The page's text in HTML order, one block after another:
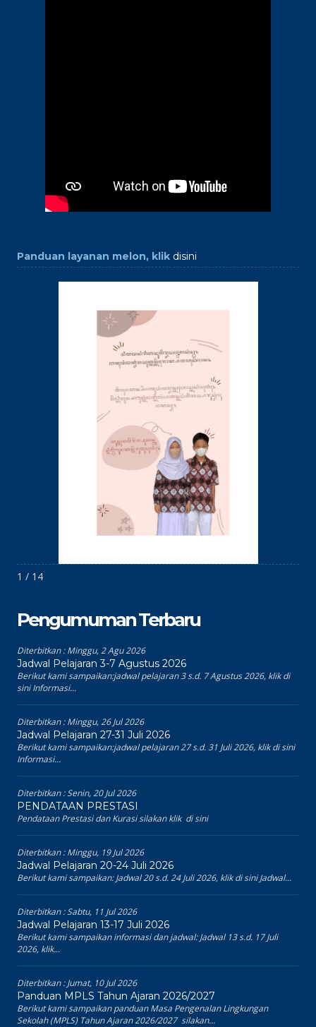
Panduan layanan melon, klik disini
1 / 14
Pengumuman Terbaru
Diterbitkan :Minggu, 2 Agu 2026
Jadwal Pelajaran 3-7 Agustus 2026
Berikut kami sampaikan:jadwal pelajaran 3 s.d. 7 Agustus 2026, klik di
sini Informasi...
Diterbitkan :Minggu, 26 Jul 2026
Jadwal Pelajaran 27-31 Juli 2026
Berikut kami sampaikan:jadwal pelajaran 27 s.d. 31 Juli 2026, klik di sini
Informasi...
Diterbitkan :Senin, 20 Jul 2026
PENDATAAN PRESTASI
Pendataan Prestasi dan Kurasi silakan klik di sini
Diterbitkan :Minggu, 19 Jul 2026
Jadwal Pelajaran 20-24 Juli 2026
Berikut kami sampaikan: Jadwal 20 s.d. 24 Juli 2026, klik di sini Jadwal...
Diterbitkan :Sabtu, 11 Jul 2026
Jadwal Pelajaran 13-17 Juli 2026
Berikut kami sampaikan informasi dan jadwal: Jadwal 13 s.d. 17 Juli
2026, klik...
Diterbitkan :Jumat, 10 Jul 2026
Panduan MPLS Tahun Ajaran 2026/2027
Berikut kami sampaikan panduan Masa Pengenalan Lingkungan
Sekolah (MPLS) Tahun Ajaran 2026/2027 silakan...